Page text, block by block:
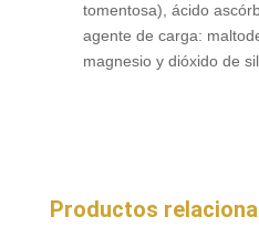
tomentosa), ácido
agente de carga:
magnesio y dióxido de
Productos